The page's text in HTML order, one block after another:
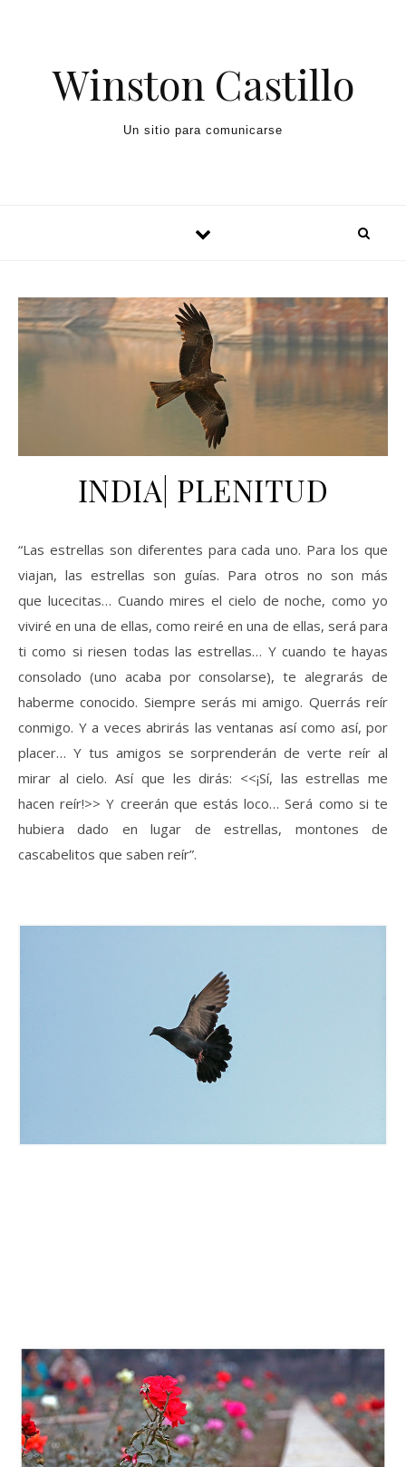
Winston Castillo
Un sitio para comunicarse
INDIA| PLENITUD
“Las estrellas son diferentes para cada uno. Para los que
viajan, las estrellas son guías. Para otros no son más
que lucecitas… Cuando mires el cielo de noche, como yo
viviré en una de ellas, como reiré en una de ellas, será para
ti como si riesen todas las estrellas… Y cuando te hayas
consolado (uno acaba por consolarse), te alegrarás de
haberme conocido. Siempre serás mi amigo. Querrás reír
conmigo. Y a veces abrirás las ventanas así como así, por
placer… Y tus amigos se sorprenderán de verte reír al
mirar al cielo. Así que les dirás: <<¡Sí, las estrellas me
hacen reír!>> Y creerán que estás loco… Será como si te
hubiera dado en lugar de estrellas, montones de
cascabelitos que saben reír”.